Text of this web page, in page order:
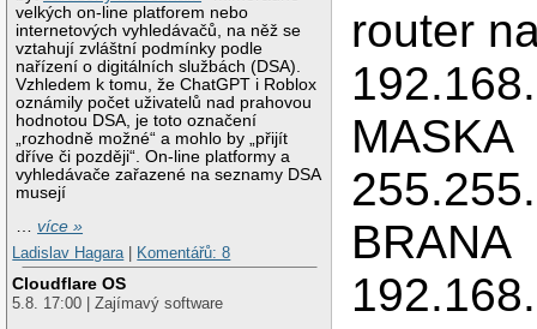
velkých on-line platforem nebo
internetových vyhledávačů, na něž se
vztahují zvláštní podmínky podle
nařízení o digitálních službách (DSA).
Vzhledem k tomu, že ChatGPT i Roblox
oznámily počet uživatelů nad prahovou
hodnotou DSA, je toto označení
„rozhodně možné“ a mohlo by „přijít
dříve či později“. On-line platformy a
vyhledávače zařazené na seznamy DSA
musejí
…více »
Ladislav Hagara
Komentářů: 8
Cloudflare OS
5.8. 17:00 | Zajímavý software
router
MASKA
BRANA